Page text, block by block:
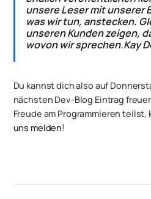
unsere Leser mit unserer
was wir tun, anstecken.
unseren Kunden zeigen,
wovon wir sprechen.Kay
Du kannst dich also auf
nächsten Dev-Blog Eintrag
Freude am Programmieren
uns melden!